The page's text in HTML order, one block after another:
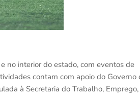
no interior do estado, com eventos de
contam com apoio do Governo
à Secretaria do Trabalho, Emprego,